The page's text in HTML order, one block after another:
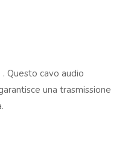
Questo cavo audio
una trasmissione